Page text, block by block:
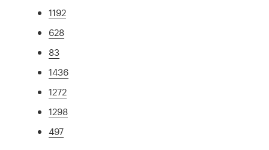
1192
628
83
1436
1272
1298
497